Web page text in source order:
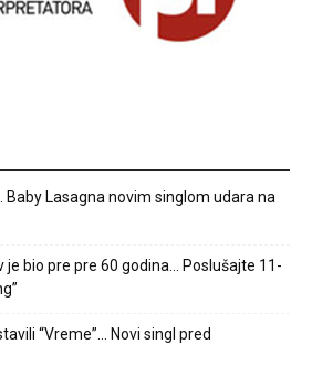
Baby Lasagna novim singlom udara na
je bio pre pre 60 godina… Poslušajte 11-
“Vreme”… Novi singl pred